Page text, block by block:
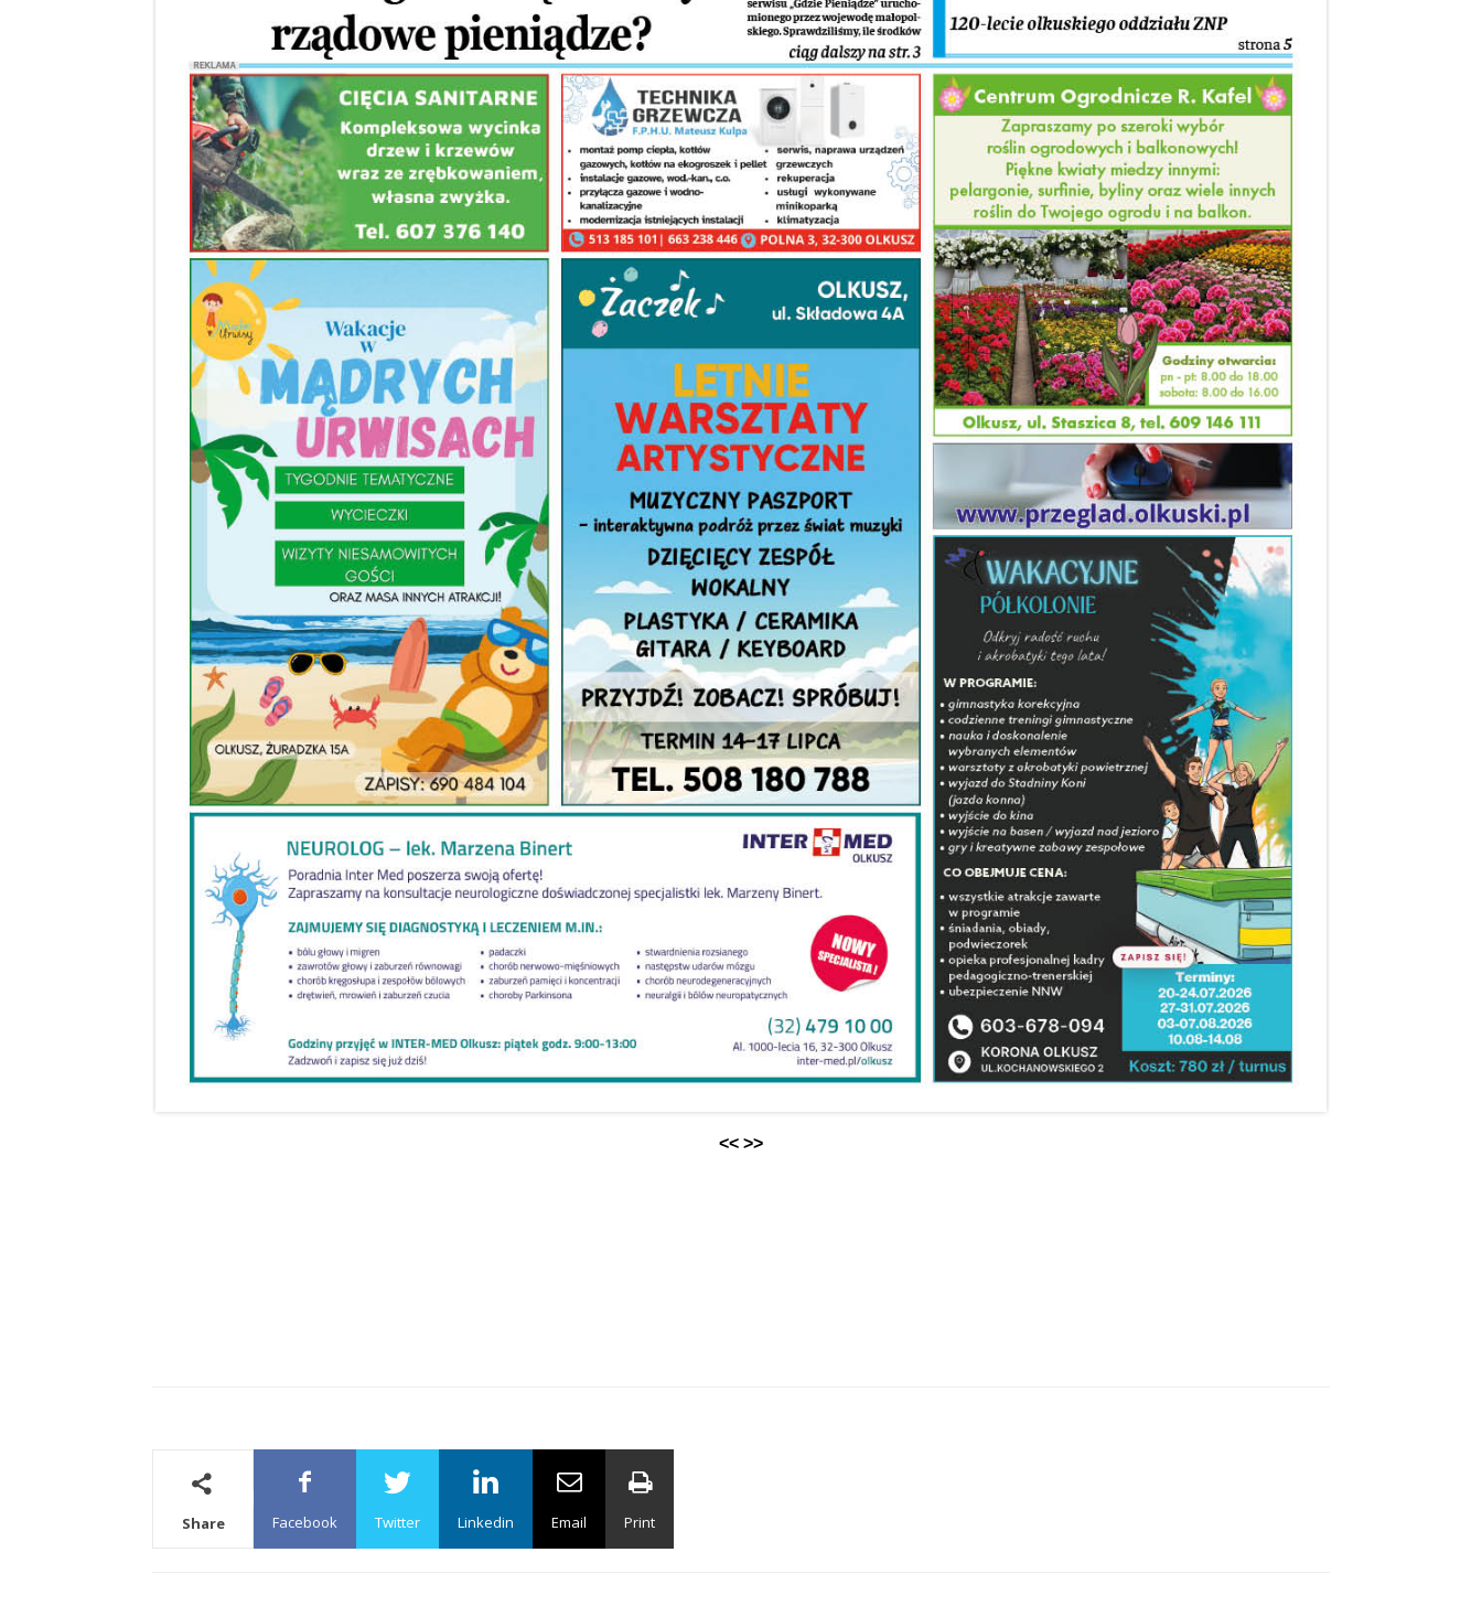
Share Facebook Twitter Linkedin Email Print